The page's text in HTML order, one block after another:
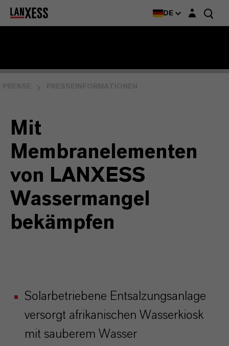
DE Login-Maske
Mit
Membranelementen
von LANXESS
Wassermangel
bekämpfen
Solarbetriebene Entsalzungsanlage
versorgt afrikanischen Wasserkiosk
mit sauberem Wasser